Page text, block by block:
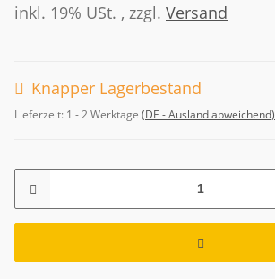
inkl. 19% USt. , zzgl. Versand
Knapper Lagerbestand
Lieferzeit: 1 - 2 Werktage (DE - Ausland abweichend)